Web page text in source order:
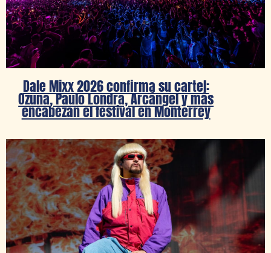
Dale Mixx 2026 confirma su cartel:
Ozuna, Paulo Londra, Arcángel y más
encabezan el festival en Monterrey